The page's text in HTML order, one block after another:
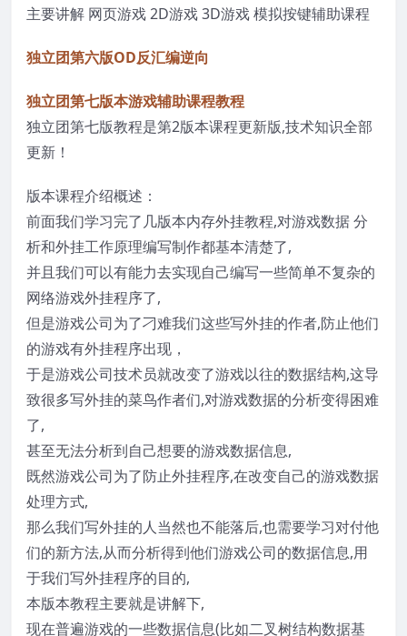
主要讲解 网页游戏 2D游戏 3D游戏 模拟按键辅助课程
独立团第六版OD反汇编逆向
独立团第七版本游戏辅助课程教程
独立团第七版教程是第2版本课程更新版,技术知识全部
更新！
版本课程介绍概述：
前面我们学习完了几版本内存外挂教程,对游戏数据 分
析和外挂工作原理编写制作都基本清楚了,
并且我们可以有能力去实现自己编写一些简单不复杂的
网络游戏外挂程序了,
但是游戏公司为了刁难我们这些写外挂的作者,防止他们
的游戏有外挂程序出现，
于是游戏公司技术员就改变了游戏以往的数据结构,这导
致很多写外挂的菜鸟作者们,对游戏数据的分析变得困难
了,
甚至无法分析到自己想要的游戏数据信息,
既然游戏公司为了防止外挂程序,在改变自己的游戏数据
处理方式,
那么我们写外挂的人当然也不能落后,也需要学习对付他
们的新方法,从而分析得到他们游戏公司的数据信息,用
于我们写外挂程序的目的,
本版本教程主要就是讲解下,
现在普遍游戏的一些数据信息(比如二叉树结构数据基